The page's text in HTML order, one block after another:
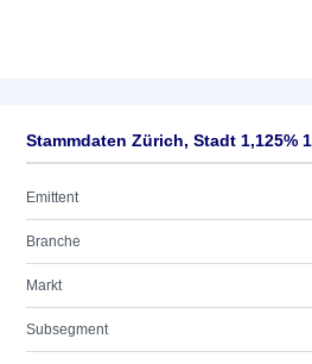
Stammdaten Zürich, Stadt 1,125%
Emittent
Branche
Markt
Subsegment